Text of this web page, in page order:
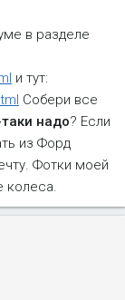
в разделе
и тут:
Собери все
надо? Если
из Форд
Фотки моей
колеса.